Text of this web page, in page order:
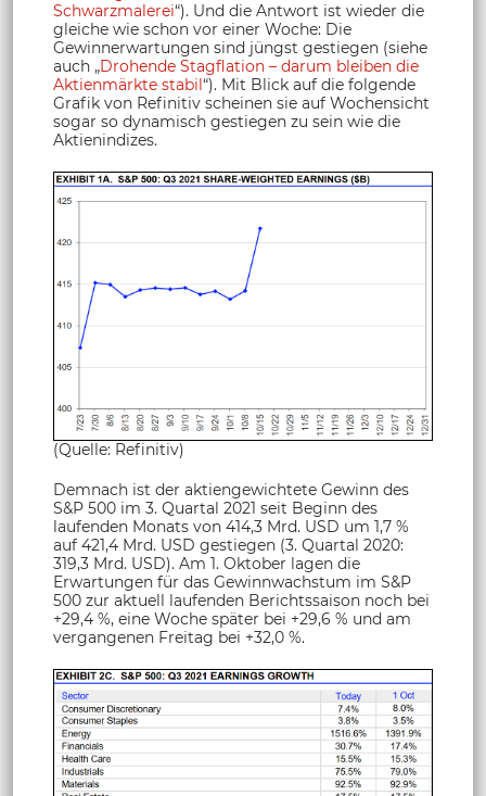
Schwarzmalerei“). Und die Antwort ist wieder die
gleiche wie schon vor einer Woche: Die
Gewinnerwartungen sind jüngst gestiegen (siehe
auch „Drohende Stagflation – darum bleiben die
Aktienmärkte stabil“). Mit Blick auf die folgende
Grafik von Refinitiv scheinen sie auf Wochensicht
sogar so dynamisch gestiegen zu sein wie die
Aktienindizes.
(Quelle: Refinitiv)
Demnach ist der aktiengewichtete Gewinn des
S&P 500 im 3. Quartal 2021 seit Beginn des
laufenden Monats von 414,3 Mrd. USD um 1,7 %
auf 421,4 Mrd. USD gestiegen (3. Quartal 2020:
319,3 Mrd. USD). Am 1. Oktober lagen die
Erwartungen für das Gewinnwachstum im S&P
500 zur aktuell laufenden Berichtssaison noch bei
+29,4 %, eine Woche später bei +29,6 % und am
vergangenen Freitag bei +32,0 %.